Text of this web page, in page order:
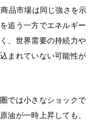
品市場は同じ強さを示
追う一方でエネルギー
、世界需要の持続力や
まれていない可能性が
では小さなショックで
油が一時上昇しても、